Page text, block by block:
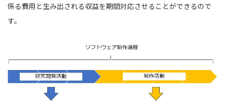
係る費用と生み出される収益を期間対応させることができるので
す。